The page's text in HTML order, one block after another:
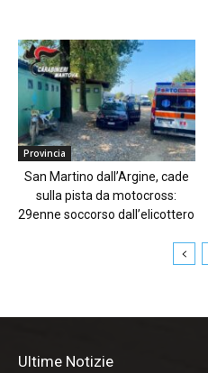
Provincia
San Martino dall’Argine, cade
sulla pista da motocross:
29enne soccorso dall’elicottero
Ultime Notizie